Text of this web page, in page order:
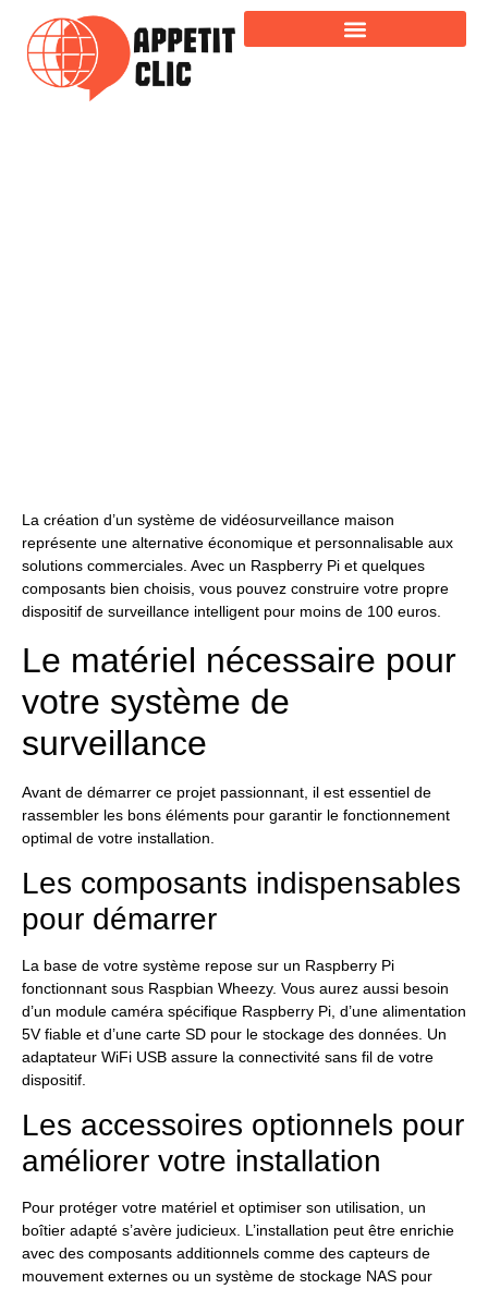
La création d’un système de vidéosurveillance maison
représente une alternative économique et personnalisable aux
solutions commerciales. Avec un Raspberry Pi et quelques
composants bien choisis, vous pouvez construire votre propre
dispositif de surveillance intelligent pour moins de 100 euros.
Le matériel nécessaire pour
votre système de
surveillance
Avant de démarrer ce projet passionnant, il est essentiel de
rassembler les bons éléments pour garantir le fonctionnement
optimal de votre installation.
Les composants indispensables
pour démarrer
La base de votre système repose sur un Raspberry Pi
fonctionnant sous Raspbian Wheezy. Vous aurez aussi besoin
d’un module caméra spécifique Raspberry Pi, d’une alimentation
5V fiable et d’une carte SD pour le stockage des données. Un
adaptateur WiFi USB assure la connectivité sans fil de votre
dispositif.
Les accessoires optionnels pour
améliorer votre installation
Pour protéger votre matériel et optimiser son utilisation, un
boîtier adapté s’avère judicieux. L’installation peut être enrichie
avec des composants additionnels comme des capteurs de
mouvement externes ou un système de stockage NAS pour